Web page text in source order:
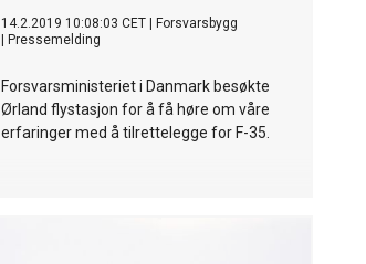
14.2.2019 10:08:03 CET
Forsvarsbygg
Pressemelding
Forsvarsministeriet i Danmark besøkte
Ørland flystasjon for å få høre om våre
erfaringer med å tilrettelegge for F-35.